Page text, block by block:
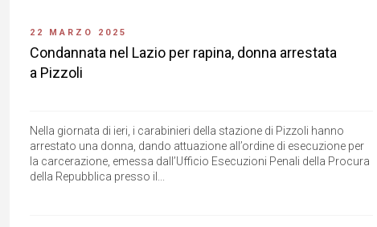
22 MARZO 2025
Condannata nel Lazio per rapina, donna arrestata
a Pizzoli
Nella giornata di ieri, i carabinieri della stazione di Pizzoli hanno
arrestato una donna, dando attuazione all’ordine di esecuzione per
la carcerazione, emessa dall’Ufficio Esecuzioni Penali della Procura
della Repubblica presso il...